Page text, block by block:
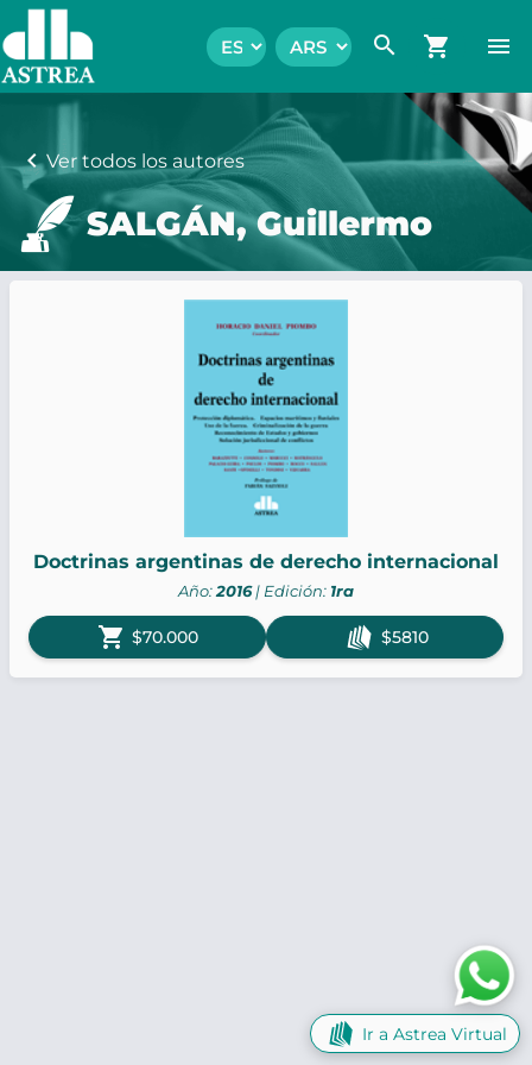
search shopping_cart menu
chevron_leftVer todos los autores
SALGÁN, Guillermo
Doctrinas argentinas de derecho internacional
Año:2016| Edición: 1ra
shopping_cart $70.000 $5810
Ir a Astrea Virtual